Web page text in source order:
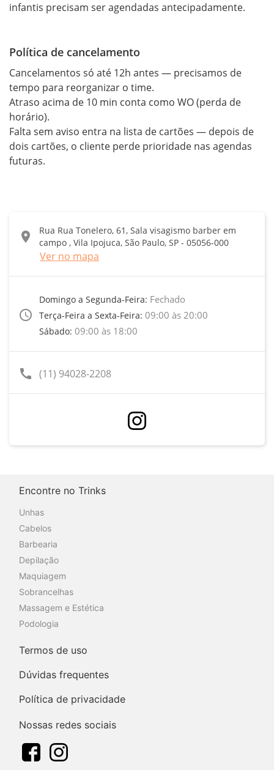
Política de cancelamento
Cancelamentos só até 12h antes — precisamos de
tempo para reorganizar o time.
Atraso acima de 10 min conta como WO (perda de
horário).
Falta sem aviso entra na lista de cartões — depois de
dois cartões, o cliente perde prioridade nas agendas
futuras.
location_on
Rua Rua Tonelero, 61, Sala visagismo barber em
campo , Vila Ipojuca, São Paulo, SP - 05056-000
Ver no mapa
access_time
Domingo a Segunda-Feira: Fechado
Terça-Feira a Sexta-Feira: 09:00 às 20:00
Sábado: 09:00 às 18:00
call (11) 94028-2208
Encontre no Trinks
Unhas
Cabelos
Barbearia
Depilação
Maquiagem
Sobrancelhas
Massagem e Estética
Podologia
Termos de uso
Dúvidas frequentes
Política de privacidade
Nossas redes sociais